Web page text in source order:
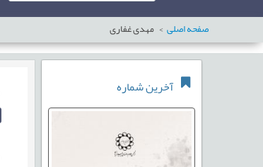
صفحه اصلی مهدی غفاری
آخرین شماره